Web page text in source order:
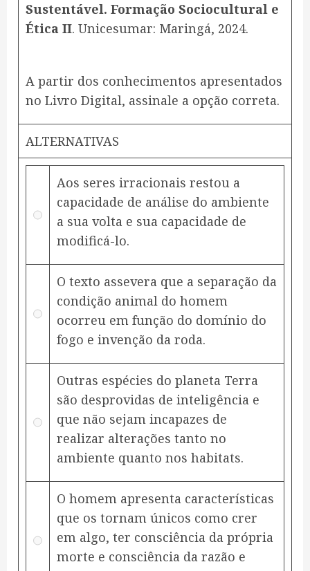
Sustentável. Formação Sociocultural e
Ética II. Unicesumar: Maringá, 2024.
A partir dos conhecimentos apresentados
no Livro Digital, assinale a opção correta.
ALTERNATIVAS
Aos seres irracionais restou a
capacidade de análise do ambiente
a sua volta e sua capacidade de
modificá-lo.
O texto assevera que a separação da
condição animal do homem
ocorreu em função do domínio do
fogo e invenção da roda.
Outras espécies do planeta Terra
são desprovidas de inteligência e
que não sejam incapazes de
realizar alterações tanto no
ambiente quanto nos habitats.
O homem apresenta características
que os tornam únicos como crer
em algo, ter consciência da própria
morte e consciência da razão e